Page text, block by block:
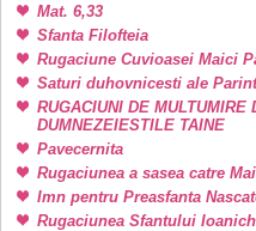
Mat. 6,33
Sfanta Filofteia
Rugaciune Cuvioasei Maici
Saturi duhovnicesti ale
RUGACIUNI DE MULTUMIRE
DUMNEZEIESTILE TAINE
Pavecernita
Rugaciunea a sasea catre
Imn pentru Preasfanta
Rugaciunea Sfantului